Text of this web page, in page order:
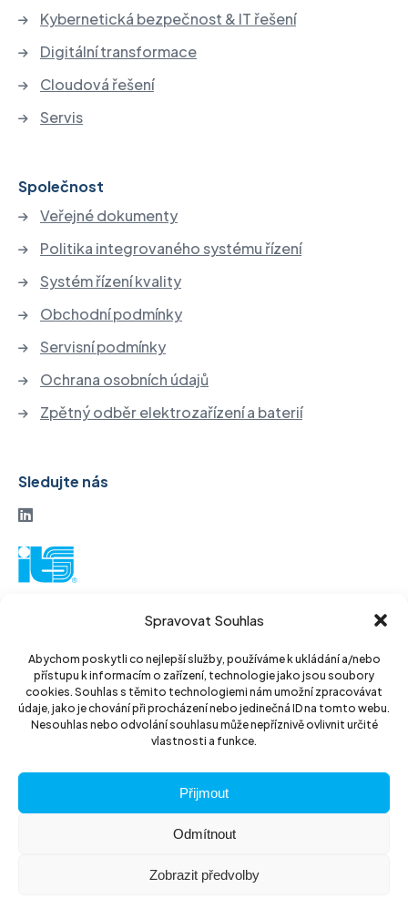
Spravovat Souhlas
Abychom poskytli co nejlepší služby, používáme k ukládání a/nebo
přístupu k informacím o zařízení, technologie jako jsou soubory
cookies. Souhlas s těmito technologiemi nám umožní zpracovávat
údaje, jako je chování při procházení nebo jedinečná ID na tomto webu.
Nesouhlas nebo odvolání souhlasu může nepříznivě ovlivnit určité
vlastnosti a funkce.
Přijmout
Odmítnout
Zobrazit předvolby
Kybernetická bezpečnost & IT řešení
Digitální transformace
Cloudová řešení
Servis
Společnost
Veřejné dokumenty
Politika integrovaného systému řízení
Systém řízení kvality
Obchodní podmínky
Servisní podmínky
Ochrana osobních údajů
Zpětný odběr elektrozařízení a baterií
Sledujte nás
130 52 Praha3
Czech Republic
IČ: 14889811
© 2026 ITS akciová společnost